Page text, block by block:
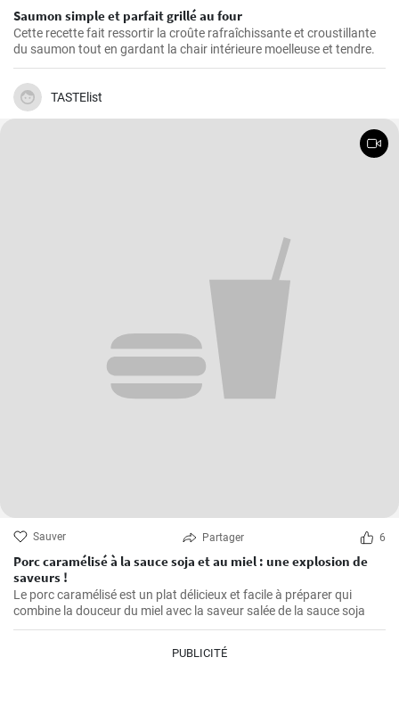
Saumon simple et parfait grillé au four
Cette recette fait ressortir la croûte rafraîchissante et croustillante
du saumon tout en gardant la chair intérieure moelleuse et tendre.
TASTElist
Sauver Partager 6
Porc caramélisé à la sauce soja et au miel : une explosion de
saveurs !
Le porc caramélisé est un plat délicieux et facile à préparer qui
combine la douceur du miel avec la saveur salée de la sauce soja
PUBLICITÉ